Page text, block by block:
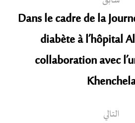
Dans le cadre de la
diabète à l’hôpital
collaboration avec
التالي